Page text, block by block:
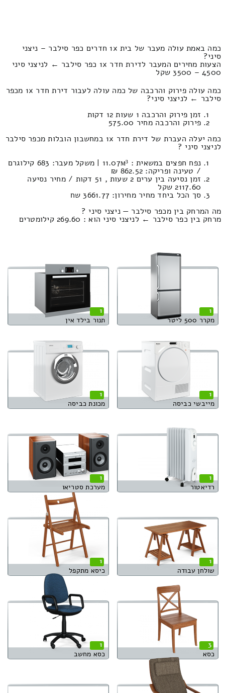
כמה באמת עולה מעבר של בית 1x חדרים כפר סילבר – ניצני
סיני?
הצעות מחירים המעבר לדירת חדר 1x כפר סילבר ← לניצני סיני
4500 – 3500 שקל
כמה עולה פירוק והרכבה של כמה עולה לעבור דירת חדר 1x מכפר
סילבר ← לניצני סיני?
זמן פירוק והרכבה 1 שעות 12 דקות
פירוק והרכבה מחיר 575.00
כמה יעלה העברת של דירת חדר 1x במחשבון הובלות מכפר סילבר
לניצני סיני ?
נפח חפצים במשאית : 11.07м³ | משקל מעבר: 683 קילוגרם
/ טעינה ופריקה: 862.52 ₪
זמן נסיעה בין ערים 2 שעות , 51 דקות / מחיר נסיעה
2117.60 שקל
סך הכל ביחד מחיר מחירון: 3661.77 שח
מה המרחק בין מכפר סילבר — ניצני סיני ?
מרחק בין כפר סילבר ← לניצני סיני הוא : 269.60 קילומטרים
1
מקרר 500 ליטר
1
תנור בילד אין
1
מייבשי כביסה
1
מכונת כביסה
1
רדיאטור
1
מערכת סטריאו
1
שולחן עבודה
1
כיסא מתקפל
3
כסא
1
כסא מחשב